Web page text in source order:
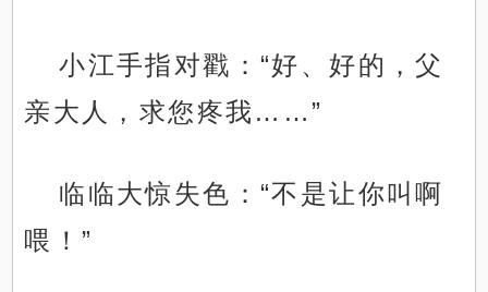
小江手指对戳：“好、好的，父
亲大人，求您疼我……”
临临大惊失色：“不是让你叫啊
喂！”